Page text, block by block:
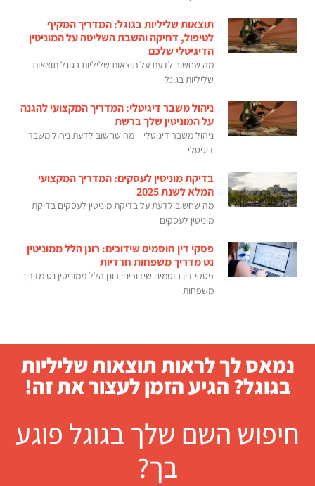
תוצאות שליליות בגוגל: המדריך המקיף
לטיפול, דחיקה והשבת השליטה על המוניטין
הדיגיטלי שלכם
מה שחשוב לדעת על תוצאות שליליות בגוגל תוצאות
שליליות בגוגל
ניהול משבר דיגיטלי: המדריך המקצועי להגנה
על המוניטין שלך ברשת
ניהול משבר דיגיטלי – מה שחשוב לדעת ניהול משבר
דיגיטלי
בדיקת מוניטין לעסקים: המדריך המקצועי
המלא לשנת 2025
מה שחשוב לדעת על בדיקת מוניטין לעסקים בדיקת
מוניטין לעסקים
פסקי דין חוסמים שידוכים: רונן הלל ממוניטין
נט מדריך משפחות חרדיות
פסקי דין חוסמים שידוכים: רונן הלל ממוניטין נט מדריך
משפחות
נמאס לך לראות תוצאות שליליות
בגוגל? הגיע הזמן לעצור את זה!
חיפוש השם שלך בגוגל פוגע
בך?